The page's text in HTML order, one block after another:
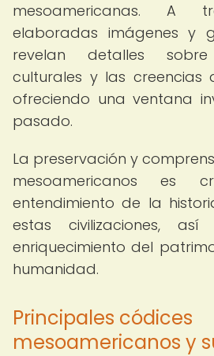
mesoamericanas. A
elaboradas imágenes y
revelan detalles
culturales y las creencias
ofreciendo una ventana
pasado.
La preservación y
mesoamericanos es
entendimiento de la
estas civilizaciones,
enriquecimiento del
humanidad.
Principales códices
mesoamericanos y